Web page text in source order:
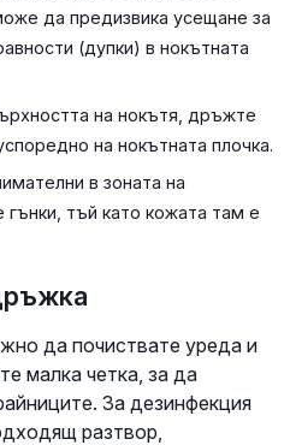
да предизвика усещане за
(дупки) в нокътната
на нокътя, дръжте
на нокътната плочка.
в зоната на
гънки, тъй като кожата там е
да почиствате уреда и
малка четка, за да
За дезинфекция
разтвор,